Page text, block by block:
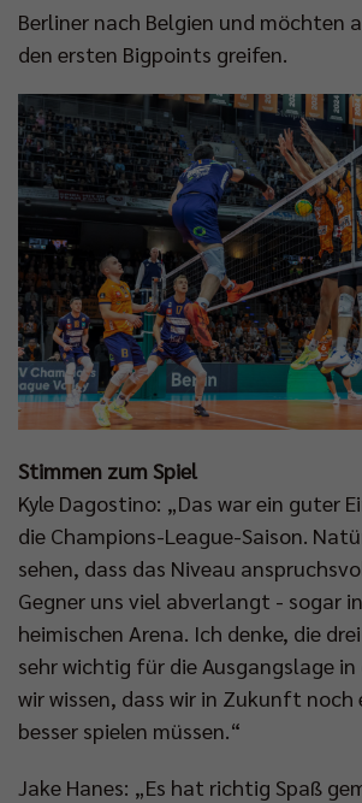
Berliner nach Belgien und möchten
den ersten Bigpoints greifen.
Stimmen zum Spiel
Kyle Dagostino: „Das war ein guter
die Champions-League-Saison.
sehen, dass das Niveau
Gegner uns viel abverlangt - sogar
heimischen Arena. Ich denke, die
sehr wichtig für die Ausgangslage in
wir wissen, dass wir in Zukunft noch
besser spielen müssen.“
Jake Hanes: „Es hat richtig Spaß